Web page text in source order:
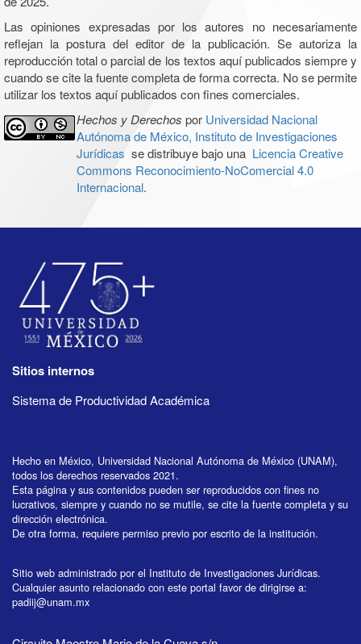
Las opiniones expresadas por los autores no necesariamente
reflejan la postura del editor de la publicación. Se autoriza la
reproducción total o parcial de los textos aquí publicados siempre y
cuando se cite la fuente completa de forma correcta. No se permite
utilizar los textos aquí publicados con fines comerciales.
Hechos y Derechos por Universidad Nacional
Autónoma de México, Instituto de Investigaciones
Jurídicas se distribuye bajo una Licencia Creative
Commons Reconocimiento-NoComercial 4.0
Internacional.
Sitios internos
Sistema de Productividad Académica
Hecho en México, Universidad Nacional Autónoma de México (UNAM),
todos los derechos reservados 2021.
Esta página y sus contenidos pueden ser reproducidos con fines no
lucrativos, siempre y cuando no se mutile, se cite la fuente completa y su
dirección electrónica.
De otra forma, requiere permiso previo por escrito de la institución.
Sitio web administrado por el Instituto de Investigaciones Jurídicas.
Cualquier asunto relacionado con este portal favor de dirigirse a:
padiij@unam.mx